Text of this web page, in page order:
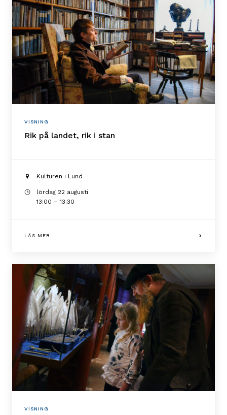
VISNING
Rik på landet, rik i stan
Kulturen i Lund
lördag 22 augusti
13:00 – 13:30
LÄS MER
VISNING